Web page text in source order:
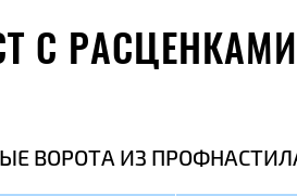
С РАСЦЕНКАМИ
ВОРОТА ИЗ